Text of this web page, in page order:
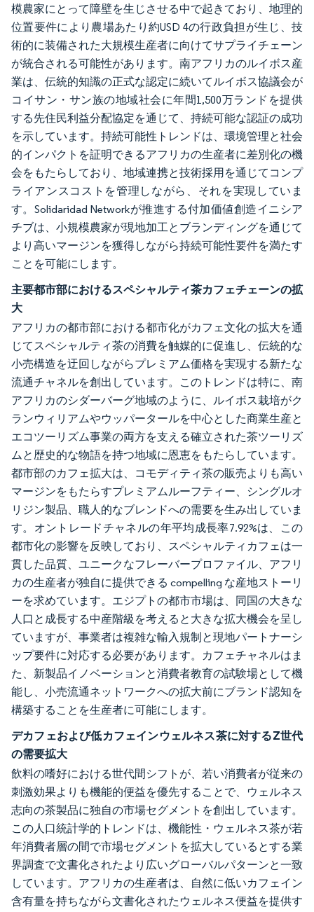
模農家にとって障壁を生じさせる中で起きており、地理的
位置要件により農場あたり約USD 4の行政負担が生じ、技
術的に装備された大規模生産者に向けてサプライチェーン
が統合される可能性があります。南アフリカのルイボス産
業は、伝統的知識の正式な認定に続いてルイボス協議会が
コイサン・サン族の地域社会に年間1,500万ランドを提供
する先住民利益分配協定を通じて、持続可能な認証の成功
を示しています。持続可能性トレンドは、環境管理と社会
的インパクトを証明できるアフリカの生産者に差別化の機
会をもたらしており、地域連携と技術採用を通じてコンプ
ライアンスコストを管理しながら、それを実現していま
す。Solidaridad Networkが推進する付加価値創造イニシア
チブは、小規模農家が現地加工とブランディングを通じて
より高いマージンを獲得しながら持続可能性要件を満たす
ことを可能にします。
主要都市部におけるスペシャルティ茶カフェチェーンの拡
大
アフリカの都市部における都市化がカフェ文化の拡大を通
じてスペシャルティ茶の消費を触媒的に促進し、伝統的な
小売構造を迂回しながらプレミアム価格を実現する新たな
流通チャネルを創出しています。このトレンドは特に、南
アフリカのシダーバーグ地域のように、ルイボス栽培がク
ランウィリアムやウッパータールを中心とした商業生産と
エコツーリズム事業の両方を支える確立された茶ツーリズ
ムと歴史的な物語を持つ地域に恩恵をもたらしています。
都市部のカフェ拡大は、コモディティ茶の販売よりも高い
マージンをもたらすプレミアムルーフティー、シングルオ
リジン製品、職人的なブレンドへの需要を生み出していま
す。オントレードチャネルの年平均成長率7.92%は、この
都市化の影響を反映しており、スペシャルティカフェは一
貫した品質、ユニークなフレーバープロファイル、アフリ
カの生産者が独自に提供できる compelling な産地ストーリ
ーを求めています。エジプトの都市市場は、同国の大きな
人口と成長する中産階級を考えると大きな拡大機会を呈し
ていますが、事業者は複雑な輸入規制と現地パートナーシ
ップ要件に対応する必要があります。カフェチャネルはま
た、新製品イノベーションと消費者教育の試験場として機
能し、小売流通ネットワークへの拡大前にブランド認知を
構築することを生産者に可能にします。
デカフェおよび低カフェインウェルネス茶に対するZ世代
の需要拡大
飲料の嗜好における世代間シフトが、若い消費者が従来の
刺激効果よりも機能的便益を優先することで、ウェルネス
志向の茶製品に独自の市場セグメントを創出しています。
この人口統計学的トレンドは、機能性・ウェルネス茶が若
年消費者層の間で市場セグメントを拡大しているとする業
界調査で文書化されたより広いグローバルパターンと一致
しています。アフリカの生産者は、自然に低いカフェイン
含有量を持ちながら文書化されたウェルネス便益を提供す